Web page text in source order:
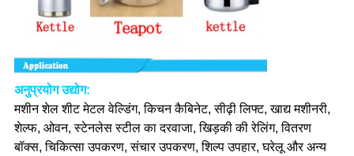
अनुप्रयोग उद्योग:
मशीन शेल शीट मेटल वेल्डिंग, किचन कैबिनेट, सीढ़ी लिफ्ट, खाद्य मशीनरी,
शेल्फ, ओवन, स्टेनलेस स्टील का दरवाजा, खिड़की की रेलिंग, वितरण
बॉक्स, चिकित्सा उपकरण, संचार उपकरण, शिल्प उपहार, घरेलू और अन्य